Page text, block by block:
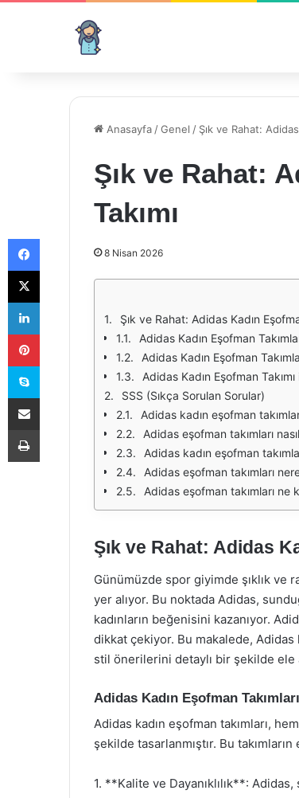
Anasayfa /Genel / Şık ve Rahat:
Şık ve Rahat:
Takımı
8 Nisan 2026
Şık ve Rahat: Adidas Kadın
Adidas Kadın Eşofman
Adidas Kadın Eşofman
Adidas Kadın Eşofman
SSS (Sıkça Sorulan Sorular)
Adidas kadın eşofman
Adidas eşofman takımları
Adidas kadın eşofman
Adidas eşofman takımları
Adidas eşofman takımları ne
Şık ve Rahat: Adidas
Günümüzde spor giyimde şıklık ve
yer alıyor. Bu noktada Adidas,
kadınların beğenisini kazanıyor.
dikkat çekiyor. Bu makalede, Adidas
stil önerilerini detaylı bir şekilde ele
Adidas Kadın Eşofman
Adidas kadın eşofman takımları,
şekilde tasarlanmıştır. Bu
1. **Kalite ve Dayanıklılık**:
Facebook
X
LinkedIn
Pinterest
Skype
E-Posta ile paylaş